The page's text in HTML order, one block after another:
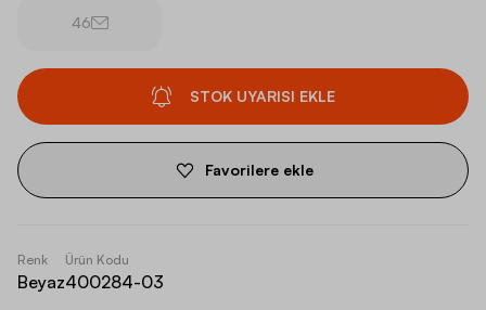
46
STOK UYARISI EKLE
Favorilere ekle
Renk
Beyaz
Ürün Kodu
400284-03